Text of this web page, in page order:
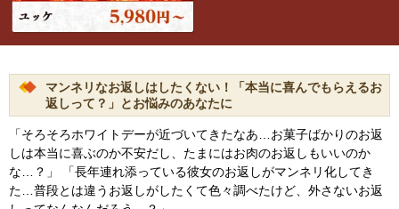
マンネリなお返しはしたくない！「本当に喜んでもらえるお
返しって？」とお悩みのあなたに
「そろそろホワイトデーが近づいてきたなあ…お菓子ばかりのお返
しは本当に喜ぶのか不安だし、たまにはお肉のお返しもいいのか
な…？」 「長年連れ添っている彼女のお返しがマンネリ化してき
た…普段とは違うお返しがしたくて色々調べたけど、外さないお返